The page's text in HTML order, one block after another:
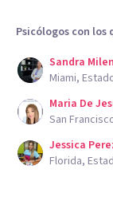
Psicólogos con
Sandra
Miami,
Maria De
San
Jessica
Florida,